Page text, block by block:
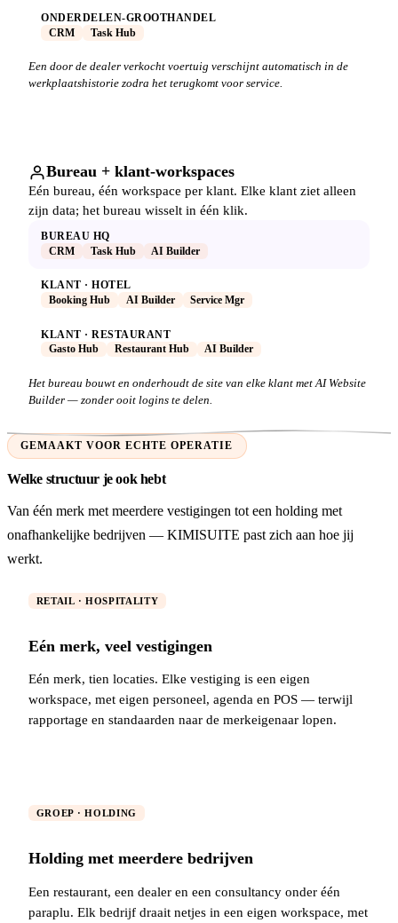
ONDERDELEN-GROOTHANDEL
CRM Task Hub
Een door de dealer verkocht voertuig verschijnt automatisch in de
werkplaatshistorie zodra het terugkomt voor service.
Bureau + klant-workspaces
Eén bureau, één workspace per klant. Elke klant ziet alleen
zijn data; het bureau wisselt in één klik.
BUREAU HQ
CRM Task Hub AI Builder
KLANT · HOTEL
Booking Hub AI Builder Service Mgr
KLANT · RESTAURANT
Gasto Hub Restaurant Hub AI Builder
Het bureau bouwt en onderhoudt de site van elke klant met AI Website
Builder — zonder ooit logins te delen.
GEMAAKT VOOR ECHTE OPERATIE
Welke structuur je ook hebt
Van één merk met meerdere vestigingen tot een holding met
onafhankelijke bedrijven — KIMISUITE past zich aan hoe jij
werkt.
RETAIL · HOSPITALITY
Eén merk, veel vestigingen
Eén merk, tien locaties. Elke vestiging is een eigen
workspace, met eigen personeel, agenda en POS — terwijl
rapportage en standaarden naar de merkeigenaar lopen.
GROEP · HOLDING
Holding met meerdere bedrijven
Een restaurant, een dealer en een consultancy onder één
paraplu. Elk bedrijf draait netjes in een eigen workspace, met